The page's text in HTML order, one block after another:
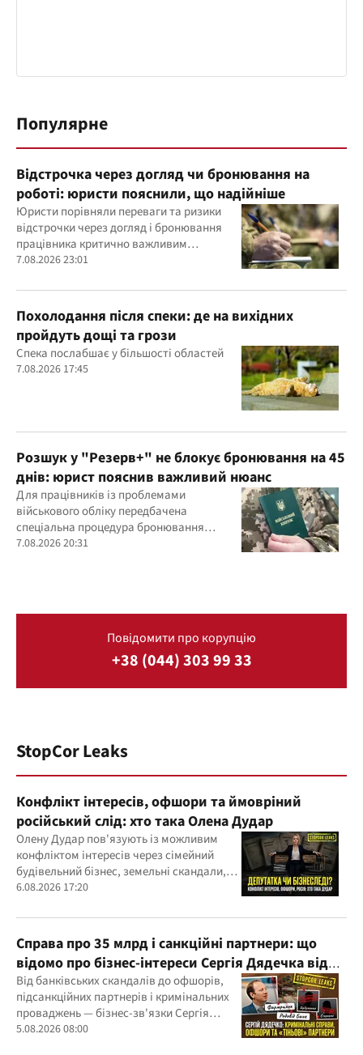
Популярне
Відстрочка через догляд чи бронювання на
роботі: юристи пояснили, що надійніше
Юристи порівняли переваги та ризики
відстрочки через догляд і бронювання
працівника критично важливим
підприємством
7.08.2026 23:01
Похолодання після спеки: де на вихідних
пройдуть дощі та грози
Спека послабшає у більшості областей
7.08.2026 17:45
Розшук у "Резерв+" не блокує бронювання на 45
днів: юрист пояснив важливий нюанс
Для працівників із проблемами
військового обліку передбачена
спеціальна процедура бронювання
строком до 45 днів
7.08.2026 20:31
Повідомити про корупцію
+38 (044) 303 99 33
StopCor Leaks
Конфлікт інтересів, офшори та ймовріний
російський слід: хто така Олена Дудар
Олену Дудар пов'язують із можливим
конфліктом інтересів через сімейний
будівельний бізнес, земельні скандали,
судові справи
6.08.2026 17:20
Справа про 35 млрд і санкційні партнери: що
відомо про бізнес-інтереси Сергія Дядечка від
"Родовід Банку" до "ФАРМАСЕЛ"
Від банківських скандалів до офшорів,
підсанкційних партнерів і кримінальних
проваджень — бізнес-зв'язки Сергія
Дядечка й досі простягаються через
5.08.2026 08:00